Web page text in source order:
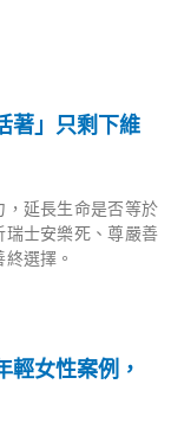
著」只剩下維
延長生命是否等於
士安樂死、尊嚴善
選擇。
輕女性案例，